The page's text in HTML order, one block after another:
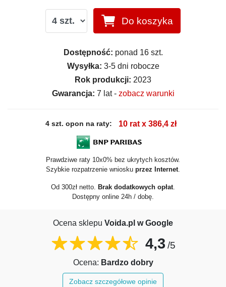
Do koszyka
Dostępność: ponad 16 szt.
Wysyłka: 3-5 dni robocze
Rok produkcji: 2023
Gwarancja: 7 lat - zobacz warunki
4 szt. opon na raty: 10 rat x 386,4 zł
Prawdziwe raty 10x0% bez ukrytych kosztów.
Szybkie rozpatrzenie wniosku przez Internet
Od 300zł netto. Brak dodatkowych opłat
Dostępny online 24h / dobę.
Ocena sklepu Voida.pl w Google
4,3 /5
Ocena: Bardzo dobry
Zobacz szczegółowe opinie